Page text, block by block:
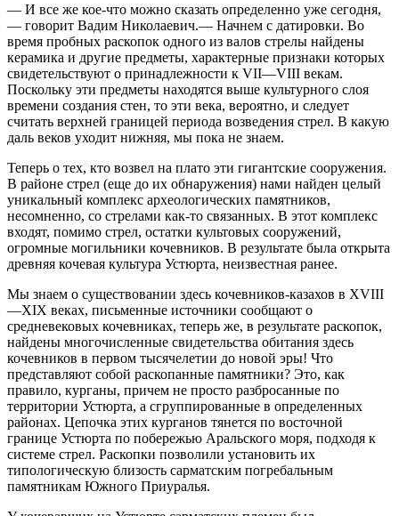
— И все же кое-что можно сказать определенно уже сегодня,
— говорит Вадим Николаевич.— Начнем с датировки. Во
время пробных раскопок одного из валов стрелы найдены
керамика и другие предметы, характерные признаки которых
свидетельствуют о принадлежности к VII—VIII векам.
Поскольку эти предметы находятся выше культурного слоя
времени создания стен, то эти века, вероятно, и следует
считать верхней границей периода возведения стрел. В какую
даль веков уходит нижняя, мы пока не знаем.
Теперь о тех, кто возвел на плато эти гигантские сооружения.
В районе стрел (еще до их обнаружения) нами найден целый
уникальный комплекс археологических памятников,
несомненно, со стрелами как-то связанных. В этот комплекс
входят, помимо стрел, остатки культовых сооружений,
огромные могильники кочевников. В результате была открыта
древняя кочевая культура Устюрта, неизвестная ранее.
Мы знаем о существовании здесь кочевников-казахов в XVIII
—XIX веках, письменные источники сообщают о
средневековых кочевниках, теперь же, в результате раскопок,
найдены многочисленные свидетельства обитания здесь
кочевников в первом тысячелетии до новой эры! Что
представляют собой раскопанные памятники? Это, как
правило, курганы, причем не просто разбросанные по
территории Устюрта, а сгруппированные в определенных
районах. Цепочка этих курганов тянется по восточной
границе Устюрта по побережью Аральского моря, подходя к
системе стрел. Раскопки позволили установить их
типологическую близость сарматским погребальным
памятникам Южного Приуралья.